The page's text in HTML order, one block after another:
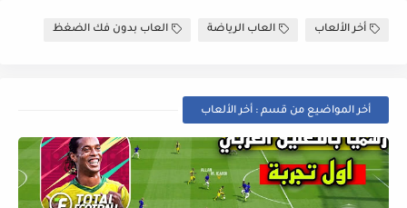
أخر الألعاب العاب الرياضة العاب بدون فك الضغظ
أخر المواضيع من قسم : أخر الألعاب